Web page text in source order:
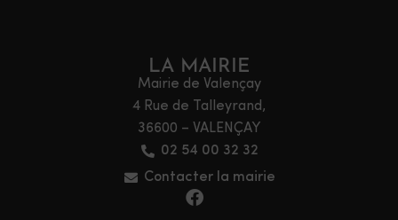
LA MAIRIE
Mairie de Valençay
4 Rue de Talleyrand,
36600 – VALENÇAY
02 54 00 32 32
Contacter la mairie